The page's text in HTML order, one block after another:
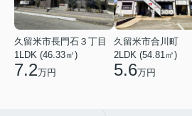
久留米市長門石３丁目
1LDK (46.33㎡)
7.2万円
久留米市合川町
2LDK (54.81㎡)
5.6万円